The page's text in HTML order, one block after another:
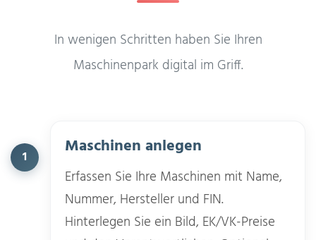
In wenigen Schritten haben Sie Ihren
Maschinenpark digital im Griff.
1 Maschinen anlegen
Erfassen Sie Ihre Maschinen mit Name,
Nummer, Hersteller und FIN.
Hinterlegen Sie ein Bild, EK/VK-Preise